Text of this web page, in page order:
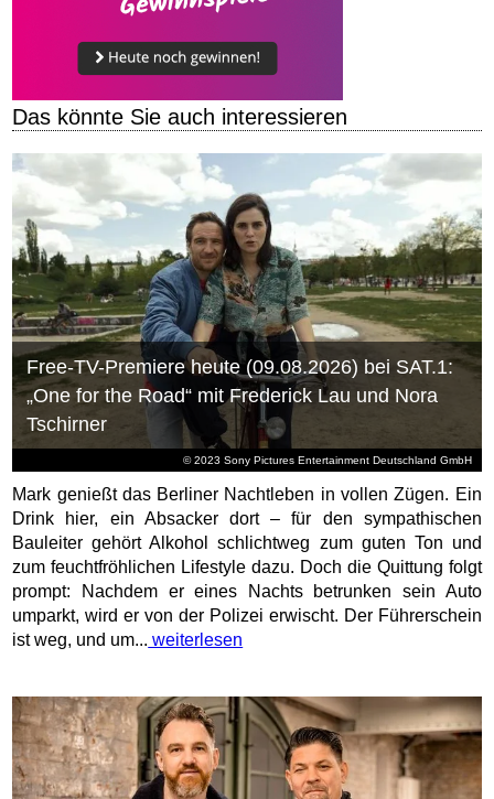
Das könnte Sie auch interessieren
© 2023 Sony Pictures Entertainment Deutschland GmbH
Free-TV-Premiere heute (09.08.2026) bei SAT.1:
„One for the Road“ mit Frederick Lau und Nora
Tschirner
Mark genießt das Berliner Nachtleben in vollen Zügen. Ein
Drink hier, ein Absacker dort – für den sympathischen
Bauleiter gehört Alkohol schlichtweg zum guten Ton und
zum feuchtfröhlichen Lifestyle dazu. Doch die Quittung folgt
prompt: Nachdem er eines Nachts betrunken sein Auto
umparkt, wird er von der Polizei erwischt. Der Führerschein
ist weg, und um... weiterlesen